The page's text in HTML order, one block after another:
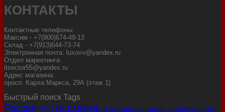
КОНТАКТЫ
Контактные телефоны:
Максим - +7(900)674-49-13
Склад - +7(913)644-73-74
Электронная почта: luxovv@yandex.ru
Отдел маркетинга
itsector55@yandex.ru
Адрес магазина:
просп. Карла Маркса, 29А (этаж 1)
Быстрый поиск Tags
Россия ЧЕТКИ КАМЕНЬ в подарок нарды шахматы где